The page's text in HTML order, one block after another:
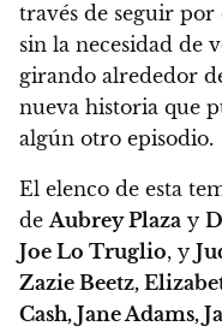
través de seguir por
sin la necesidad de
girando alrededor
nueva historia que
algún otro episodio.
El elenco de esta
deAubrey Plaza y
Joe Lo Truglio, y
Zazie Beetz,
Cash, Jane Adams,